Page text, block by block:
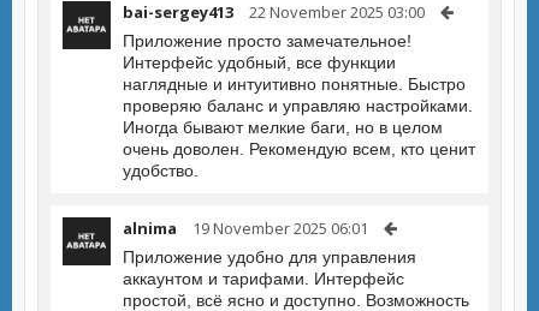
bai-sergey413 22 November 2025 03:00
Приложение просто замечательное!
Интерфейс удобный, все функции
наглядные и интуитивно понятные. Быстро
проверяю баланс и управляю настройками.
Иногда бывают мелкие баги, но в целом
очень доволен. Рекомендую всем, кто ценит
удобство.
alnima 19 November 2025 06:01
Приложение удобно для управления
аккаунтом и тарифами. Интерфейс
простой, всё ясно и доступно. Возможность